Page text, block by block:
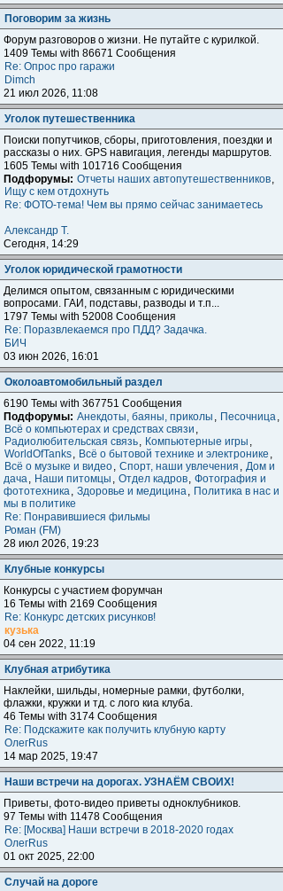
Поговорим за жизнь
Форум разговоров о жизни. Не путайте с курилкой.
1409 Темы with 86671 Сообщения
Re: Опрос про гаражи
Dimch
21 июл 2026, 11:08
Уголок путешественника
Поиски попутчиков, сборы, приготовления, поездки и
расcказы о них. GPS навигация, легенды маршрутов.
1605 Темы with 101716 Сообщения
Подфорумы: Отчеты наших автопутешественников,
Ищу с кем отдохнуть
Re: ФОТО-тема! Чем вы прямо сейчас занимаетесь
Александр Т.
Сегодня, 14:29
Уголок юридической грамотности
Делимся опытом, связанным с юридическими
вопросами. ГАИ, подставы, разводы и т.п...
1797 Темы with 52008 Сообщения
Re: Поразвлекаемся про ПДД? Задачка.
БИЧ
03 июн 2026, 16:01
Околоавтомобильный раздел
6190 Темы with 367751 Сообщения
Подфорумы: Анекдоты, баяны, приколы , Песочница,
Всё о компьютерах и средствах связи ,
Радиолюбительская связь, Компьютерные игры ,
WorldOfTanks, Всё о бытовой технике и электронике ,
Всё о музыке и видео, Спорт, наши увлечения , Дом и
дача, Наши питомцы , Отдел кадров, Фотография и
фототехника, Здоровье и медицина, Политика в нас и
мы в политике
Re: Понравившиеся фильмы
Роман (FM)
28 июл 2026, 19:23
Клубные конкурсы
Конкурсы с участием форумчан
16 Темы with 2169 Сообщения
Re: Конкурс детских рисунков!
кузька
04 сен 2022, 11:19
Клубная атрибутика
Наклейки, шильды, номерные рамки, футболки,
флажки, кружки и тд. с лого киа клуба.
46 Темы with 3174 Сообщения
Re: Подскажите как получить клубную карту
ОлегRus
14 мар 2025, 19:47
Наши встречи на дорогах. УЗНАЁМ СВОИХ!
Приветы, фото-видео приветы одноклубников.
97 Темы with 11478 Сообщения
Re: [Москва] Наши встречи в 2018-2020 годах
ОлегRus
01 окт 2025, 22:00
Случай на дороге